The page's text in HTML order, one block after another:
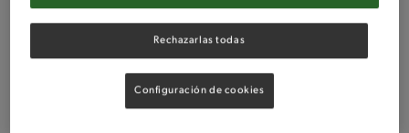
Sin pescado
Sin huevo Sin crustáceos
Ingredientes
Rechazarlas todas
Configuración de cookies